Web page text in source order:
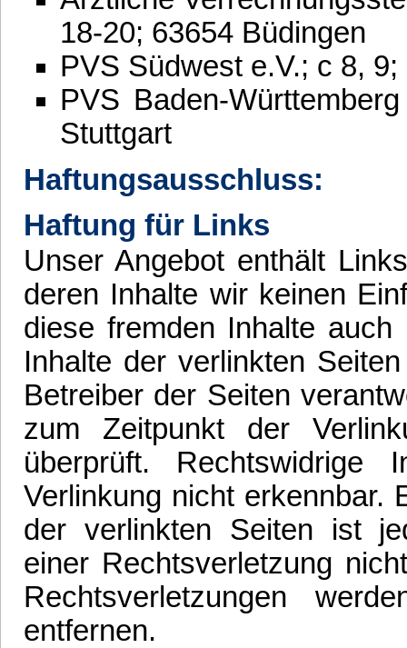
18-20; 63654 Büdingen
PVS Südwest e.V.; c 8,
PVS Baden-
Stuttgart
Haftungsausschluss:
Haftung für Links
Unser Angebot enthält
deren Inhalte wir keinen
diese fremden Inhalte
Inhalte der verlinkten
Betreiber der Seiten
zum Zeitpunkt der
überprüft.
Verlinkung nicht erkennbar.
der verlinkten Seiten ist
einer Rechtsverletzung
Rechtsverletzungen
entfernen.